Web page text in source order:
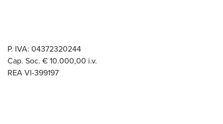
P. IVA: 04372320244
Cap. Soc. € 10.000,00 i.v.
REA VI-399197